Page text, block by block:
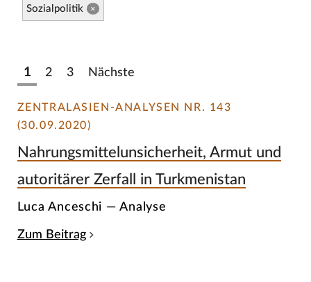
Sozialpolitik ×
1 2 3 Nächste
ZENTRALASIEN-ANALYSEN NR. 143
(30.09.2020)
Nahrungsmittelunsicherheit, Armut und
autoritärer Zerfall in Turkmenistan
Luca Anceschi — Analyse
Zum Beitrag